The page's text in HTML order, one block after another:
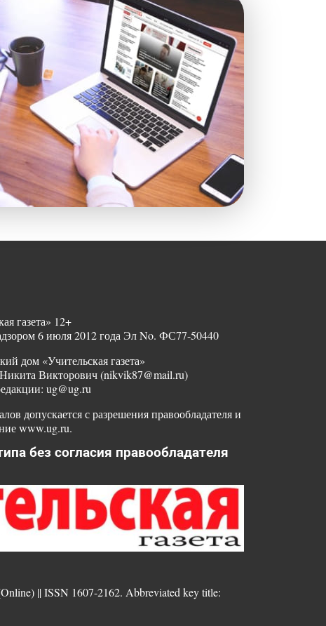
газета» 12+
6 июля 2012 года Эл No. ФС77-50440
дом «Учительская газета»
Викторович (nikvik87@mail.ru)
ug@ug.ru
допускается с разрешения правообладателя и
www.ug.ru.
без согласия правообладателя
|| ISSN 1607-2162. Abbreviated key title: